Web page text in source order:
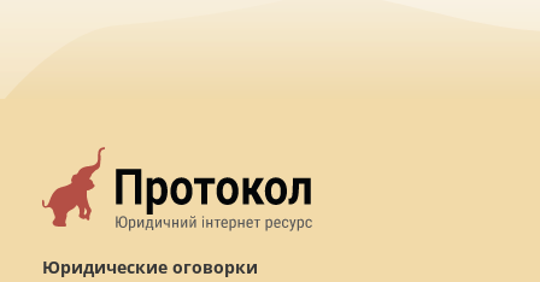
Юридические оговорки